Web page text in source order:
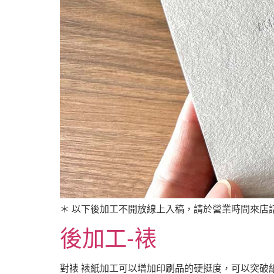
＊ 以下後加工不開放線上入稿，請於營業時間來
後加工-裱
對裱 裱紙加工可以增加印刷品的硬挺度，可以突